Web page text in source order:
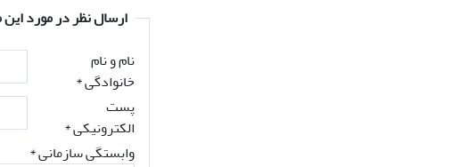
ارسال نظر در مورد این
نام و نام
خانوادگی*
پست
الکترونیکی*
وابستگی سازمانی *